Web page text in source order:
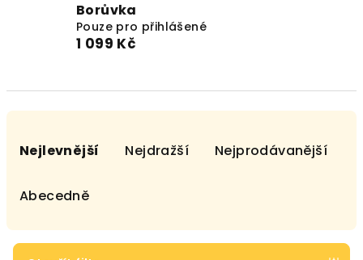
Borůvka
Pouze pro přihlášené
1 099 Kč
Nejlevnější Nejdražší Nejprodávanější
Abecedně